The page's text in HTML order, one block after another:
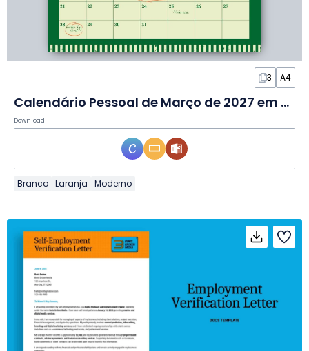
3 A4
Calendário Pessoal de Março de 2027 em Slides
Download
Branco Laranja Moderno